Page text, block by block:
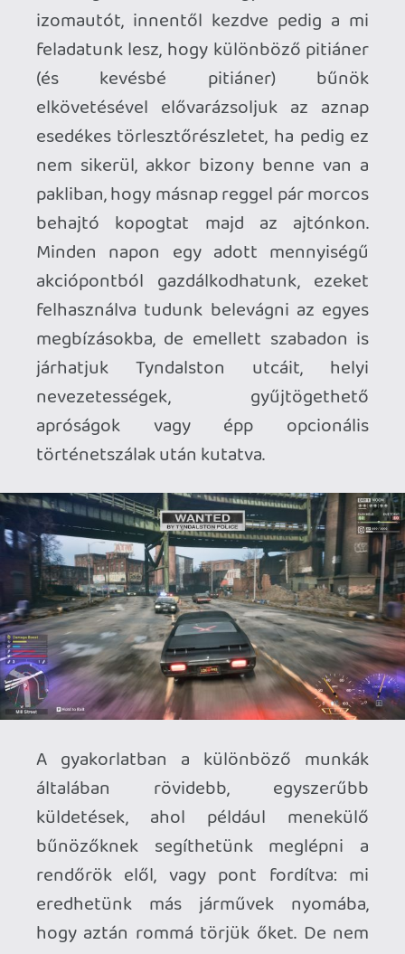
sztorielemeket illeti, általában ezek sem
térnek el nagyon a fenti recepttől, csak
jóval több átvezetővel és jóval
alacsonyabb „sikerdíjjal” érkeznek, így
alaposan meg kell fontolnunk, hogy
mikor milyen megbízásokat vállalunk el,
ha az adósság törlesztése mellett a város
szívét rágó összeesküvésre is fényt
szeretnénk deríteni.
Mindez rengeteg feszült és egyben
nehéz döntéshelyzetet eredményez,
melyekben olyan érzésünk lehet, hogy
nincs is igazán jó választásunk, nincs
azonnali kiút minden problémánkból. A
fejlesztők már a Samson leleplezésekor is
jelezték, hogy egy komolyabb, kevésbé
játékosbarát címmel szeretnének
előállni, ez pedig tökéletesen sikerült
nekik. A kampány során például
valahányszor meghalunk, mindig
mennyisége, így garantálva, hogy aznap
szinte biztosan ne tudjunk törleszteni,
illetve az egyes küldetéseket sem
különösebben nehéz elbukni, és ebben
az esetben is felkopik az állunk. Viszont a
Liquid Swords emberei szerencsére nem
mentek át szadistába, és nem szívatnak
minket lépten-nyomon, hanem ehelyett
tényleg csak annyira keserítik meg az
életünket, hogy érezzük: egy ilyen
világban minden hibának